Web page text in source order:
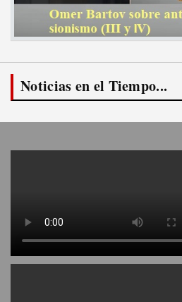
Noticias en el Tiempo...